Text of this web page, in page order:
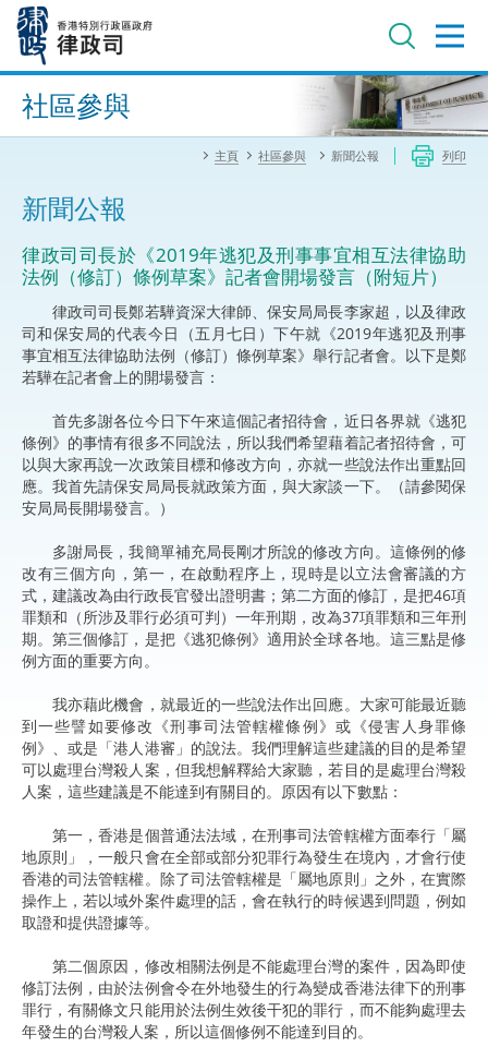
內
進階搜尋
社區參與
主頁 社區參與 新聞公報 列印
新聞公報
律政司司長於《2019年逃犯及刑事事宜相互法律協助
法例（修訂）條例草案》記者會開場發言（附短片）
律政司司長鄭若驊資深大律師、保安局局長李家超，以及律政
司和保安局的代表今日（五月七日）下午就《2019年逃犯及刑事
事宜相互法律協助法例（修訂）條例草案》舉行記者會。以下是鄭
若驊在記者會上的開場發言：
首先多謝各位今日下午來這個記者招待會，近日各界就《逃犯
條例》的事情有很多不同說法，所以我們希望藉着記者招待會，可
以與大家再說一次政策目標和修改方向，亦就一些說法作出重點回
應。我首先請保安局局長就政策方面，與大家談一下。（請參閱保
安局局長開場發言。）
多謝局長，我簡單補充局長剛才所說的修改方向。這條例的修
改有三個方向，第一，在啟動程序上，現時是以立法會審議的方
式，建議改為由行政長官發出證明書；第二方面的修訂，是把46項
罪類和（所涉及罪行必須可判）一年刑期，改為37項罪類和三年刑
期。第三個修訂，是把《逃犯條例》適用於全球各地。這三點是修
例方面的重要方向。
我亦藉此機會，就最近的一些說法作出回應。大家可能最近聽
到一些譬如要修改《刑事司法管轄權條例》或《侵害人身罪條
例》、或是「港人港審」的說法。我們理解這些建議的目的是希望
可以處理台灣殺人案，但我想解釋給大家聽，若目的是處理台灣殺
人案，這些建議是不能達到有關目的。原因有以下數點：
第一，香港是個普通法法域，在刑事司法管轄權方面奉行「屬
地原則」，一般只會在全部或部分犯罪行為發生在境內，才會行使
香港的司法管轄權。除了司法管轄權是「屬地原則」之外，在實際
操作上，若以域外案件處理的話，會在執行的時候遇到問題，例如
取證和提供證據等。
第二個原因，修改相關法例是不能處理台灣的案件，因為即使
修訂法例，由於法例會令在外地發生的行為變成香港法律下的刑事
罪行，有關條文只能用於法例生效後干犯的罪行，而不能夠處理去
年發生的台灣殺人案，所以這個修例不能達到目的。